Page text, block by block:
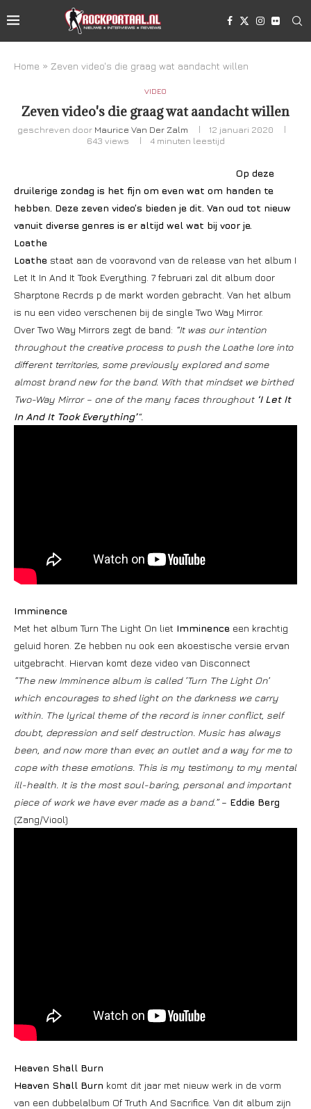
Home » Zeven video's die graag wat aandacht willen
VIDEO
Zeven video's die graag wat aandacht willen
geschreven door Maurice Van Der Zalm
12 januari 2020
643 views 4 minuten leestijd
Op deze
druilerige zondag is het fijn om even wat om handen te
hebben. Deze zeven video’s bieden je dit. Van oud tot nieuw
vanuit diverse genres is er altijd wel wat bij voor je.
Loathe
Loathe staat aan de vooravond van de release van het album I
Let It In And It Took Everything. 7 februari zal dit album door
Sharptone Recrds p de markt worden gebracht. Van het album
is nu een video verschenen bij de single Two Way Mirror.
Over Two Way Mirrors zegt de band: “It was our intention
throughout the creative process to push the Loathe lore into
different territories, some previously explored and some
almost brand new for the band. With that mindset we birthed
Two-Way Mirror – one of the many faces throughout‘I Let It
In And It Took Everything’“.
Imminence
Met het album Turn The Light On liet Imminence een krachtig
geluid horen. Ze hebben nu ook een akoestische versie ervan
uitgebracht. Hiervan komt deze video van Disconnect
”The new Imminence album is called ’Turn The Light On’
which encourages to shed light on the darkness we carry
within. The lyrical theme of the record is inner conflict, self
doubt, depression and self destruction. Music has always
been, and now more than ever, an outlet and a way for me to
cope with these emotions. This is my testimony to my mental
ill-health. It is the most soul-baring, personal and important
piece of work we have ever made as a band.”– Eddie Berg
(Zang/Viool)
Heaven Shall Burn
Heaven Shall Burn komt dit jaar met nieuw werk in de vorm
van een dubbelalbum Of Truth And Sacrifice. Van dit album zijn